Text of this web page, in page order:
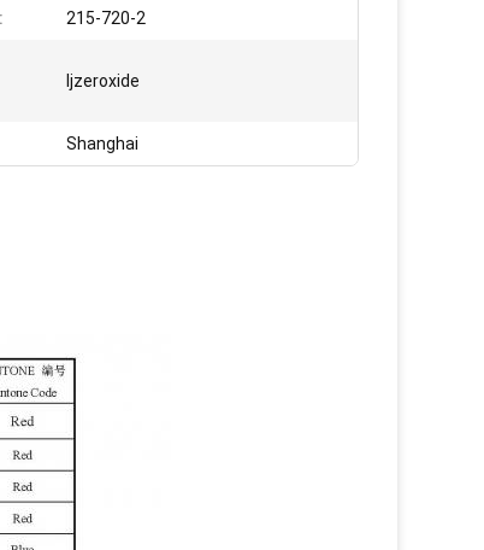
215-720-2
Ijzeroxide
Shanghai